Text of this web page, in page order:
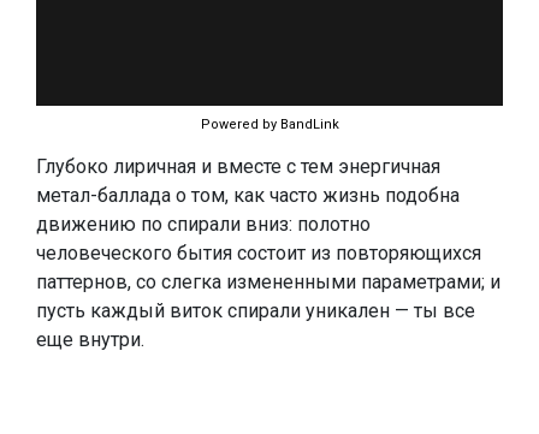
Powered by BandLink
Глубоко лиричная и вместе с тем энергичная
метал-баллада о том, как часто жизнь подобна
движению по спирали вниз: полотно
человеческого бытия состоит из повторяющихся
паттернов, со слегка измененными параметрами; и
пусть каждый виток спирали уникален — ты все
еще внутри.